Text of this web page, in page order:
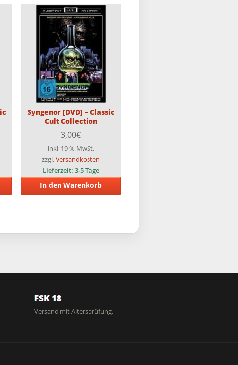
Syngenor [DVD] – Classic
Cult Collection
3,00€
inkl. 19 % MwSt.
zzgl.Versandkosten
Lieferzeit: 3-5 Tage
In den Warenkorb
FSK 18
Versand mit Altersprüfung.